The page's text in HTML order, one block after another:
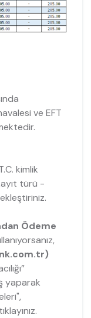
ve EFT
kimlik
türü -
Ödeme
yaparak